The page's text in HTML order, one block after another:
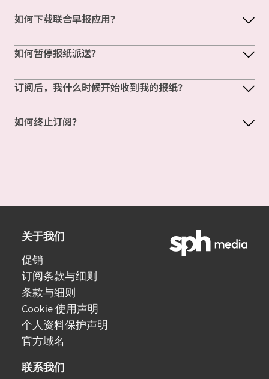
如何下载联合早报应用？
如何暂停报纸派送？
订阅后，我什么时候开始收到我的报纸？
如何终止订阅？
关于我们
促销
订阅条款与细则
条款与细则
Cookie 使用声明
个人资料保护声明
官方域名
联系我们